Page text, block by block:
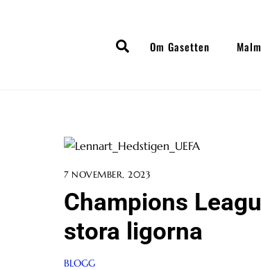
SearchOm Gasetten
7 NOVEMBER, 2023
Champions
stora ligorna
BLOGG